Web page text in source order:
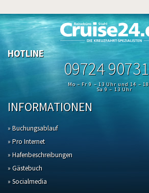
HOTLINE
09724
Mo – Fr 9 – 13 Uhr und 14 –
Sa 9 – 13 Uhr
INFORMATIONEN
» Buchungsablauf
» Pro Internet
» Hafenbeschreibungen
» Gästebuch
» Socialmedia